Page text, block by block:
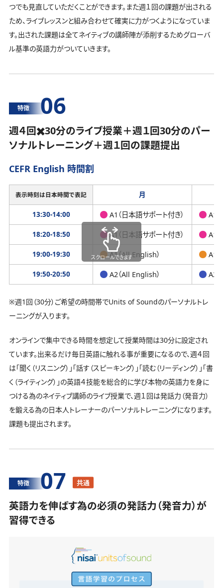
つでも見直していただくことができます。また週１回の課題が出される
ため、ライブレッスンと組み合わせて確実に力がつくようになっていま
す。出された課題は全てネイティブの講師陣が添削するためグローバ
ル基準の英語力がついていきます。
特徴 06
週４回✖️30分のライブ授業＋週１回30分のパー
ソナルトレーニング＋週１回の課題提出
CEFR English 時間割
表示時刻は日本時間で表記 月
13:30-14:00 A1（日本語サポート付き） A1
18:20-18:50 A1（日本語サポート付き） A1
19:00-19:30 A1（All English） A1
19:50-20:50 A2（All English） A2
スクロールできます
※週1回（30分）ご希望の時間帯でUnits of Soundのパーソナルトレ
ーニングが入ります。
オンラインで集中できる時間を想定して授業時間は30分に設定され
ています。出来るだけ毎日英語に触れる事が重要になるので、週４回
は「聞く（リスニング）」「話す（スピーキング）」「読む（リーディング）」「書
く（ライティング）」の英語４技能を総合的に学び本物の英語力を身に
つける為のネイティブ講師のライブ授業で、週１回は発話力（発音力）
を鍛える為の日本人トレーナーのパーソナルトレーニングになります。
課題も提出されます。
特徴 07 共通
英語力を伸ばす為の必須の発話力（発音力）が
習得できる